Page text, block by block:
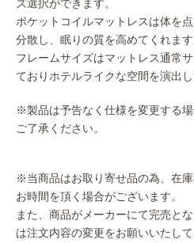
ズ選択ができます。
ポケットコイルマットレスは体を
分散し、眠りの質を高めてくれます
フレームサイズはマットレス通常
ておりホテルライクな空間を演出
※製品は予告なく仕様を変更する
ご了承ください。
※当商品はお取り寄せ品の為、在
お時間を頂く場合がございます。
また、商品がメーカーにて完売と
は注文内容の変更をお願いいたして